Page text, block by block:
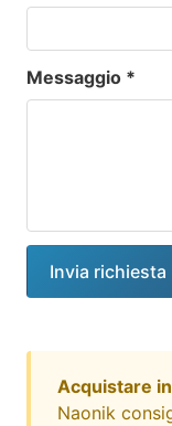
Messaggio *
Invia richiesta
Acquistare
Naonik